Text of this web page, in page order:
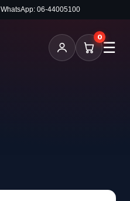
WhatsApp: 06-44005100
0
☰